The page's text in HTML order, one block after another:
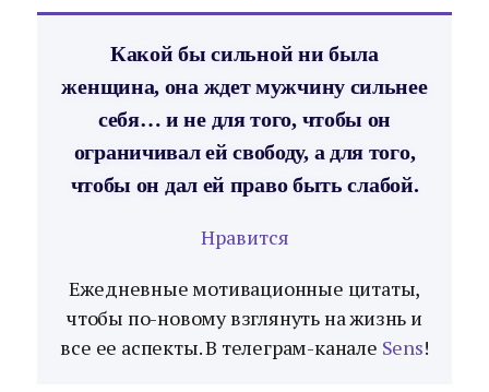
Какой бы сильной ни была
женщина, она ждет мужчину сильнее
себя… и не для того, чтобы он
ограничивал ей свободу, а для того,
чтобы он дал ей право быть слабой.
Нравится
Ежедневные мотивационные цитаты,
чтобы по-новому взглянуть на жизнь и
все ее аспекты. В телеграм-канале Sens!